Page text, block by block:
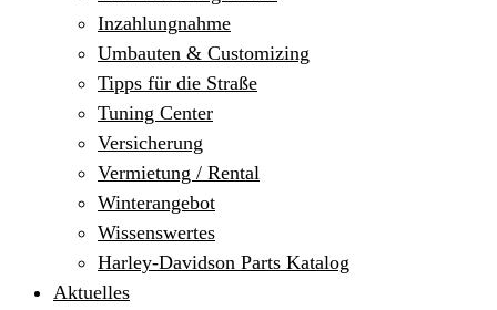
Inzahlungnahme
Umbauten & Customizing
Tipps für die Straße
Tuning Center
Versicherung
Vermietung / Rental
Winterangebot
Wissenswertes
Harley-Davidson Parts Katalog
Aktuelles